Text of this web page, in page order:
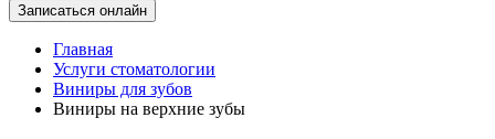
Записаться онлайн
Главная
Услуги стоматологии
Виниры для зубов
Виниры на верхние зубы